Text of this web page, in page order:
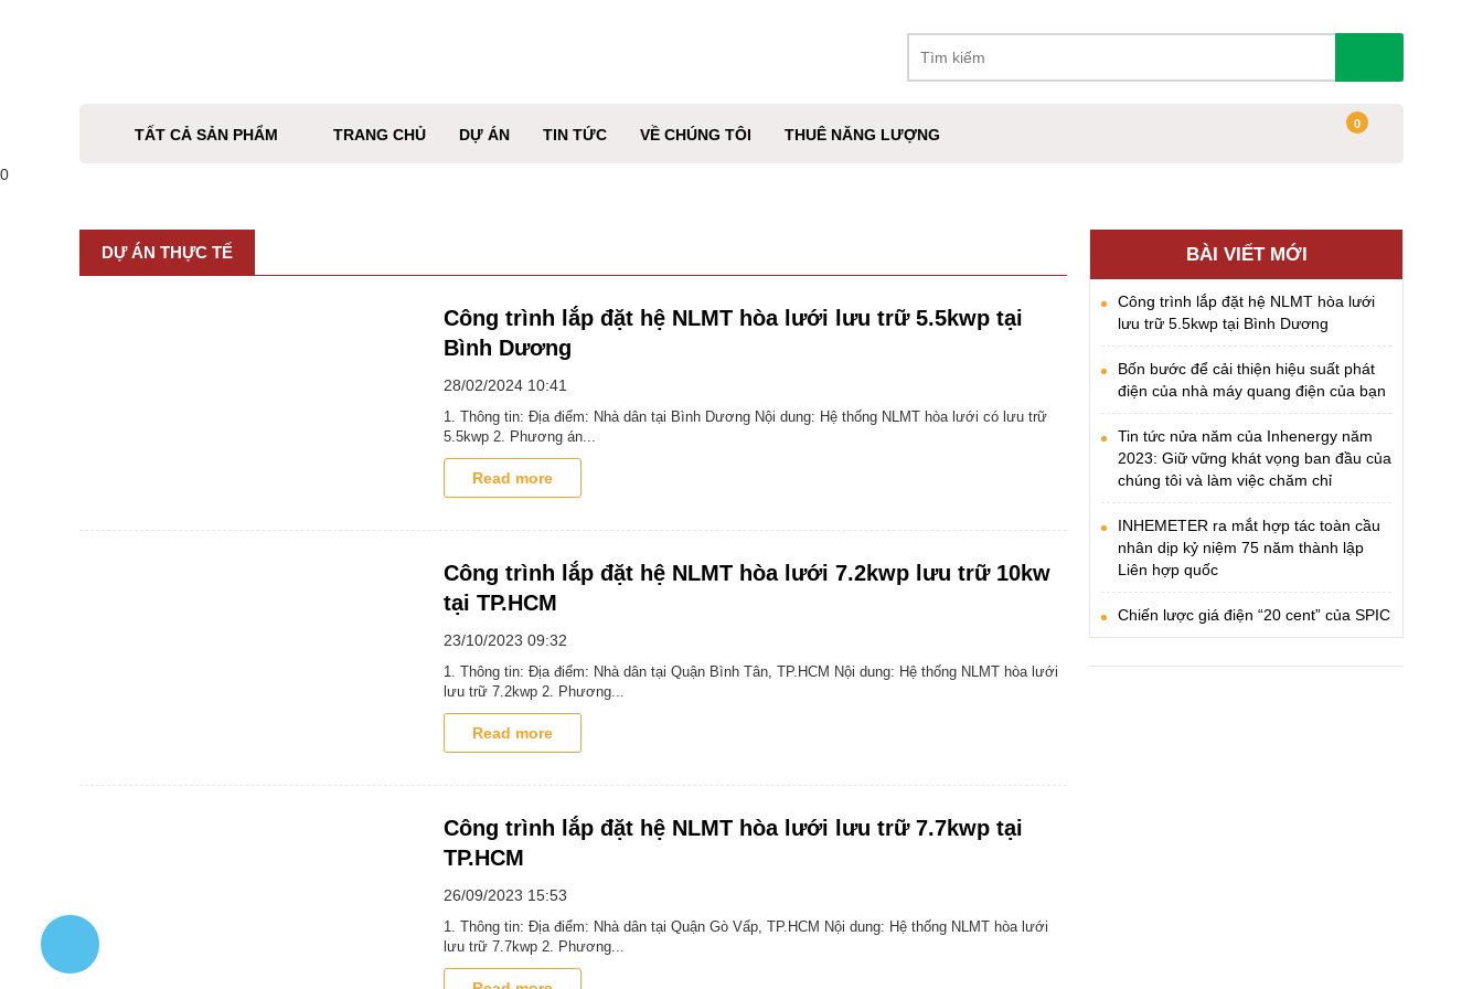
TẤT CẢ SẢN PHẨM TRANG CHỦ DỰ ÁN TIN TỨC VỀ CHÚNG TÔI THUÊ NĂNG LƯỢNG
0
0
DỰ ÁN THỰC TẾ
Công trình lắp đặt hệ NLMT hòa lưới lưu trữ 5.5kwp tại
Bình Dương
28/02/2024 10:41
1. Thông tin: Địa điểm: Nhà dân tại Bình Dương Nội dung: Hệ thống NLMT hòa lưới có lưu trữ
5.5kwp 2. Phương án...
Read more
Công trình lắp đặt hệ NLMT hòa lưới 7.2kwp lưu trữ 10kw
tại TP.HCM
23/10/2023 09:32
1. Thông tin: Địa điểm: Nhà dân tại Quận Bình Tân, TP.HCM Nội dung: Hệ thống NLMT hòa lưới
lưu trữ 7.2kwp 2. Phương...
Read more
Công trình lắp đặt hệ NLMT hòa lưới lưu trữ 7.7kwp tại
TP.HCM
26/09/2023 15:53
1. Thông tin: Địa điểm: Nhà dân tại Quận Gò Vấp, TP.HCM Nội dung: Hệ thống NLMT hòa lưới
lưu trữ 7.7kwp 2. Phương...
BÀI VIẾT MỚI
Công trình lắp đặt hệ NLMT hòa lưới
lưu trữ 5.5kwp tại Bình Dương
Bốn bước để cải thiện hiệu suất phát
điện của nhà máy quang điện của bạn
Tin tức nửa năm của Inhenergy năm
2023: Giữ vững khát vọng ban đầu của
chúng tôi và làm việc chăm chỉ
INHEMETER ra mắt hợp tác toàn cầu
nhân dịp kỷ niệm 75 năm thành lập
Liên hợp quốc
Chiến lược giá điện “20 cent” của SPIC